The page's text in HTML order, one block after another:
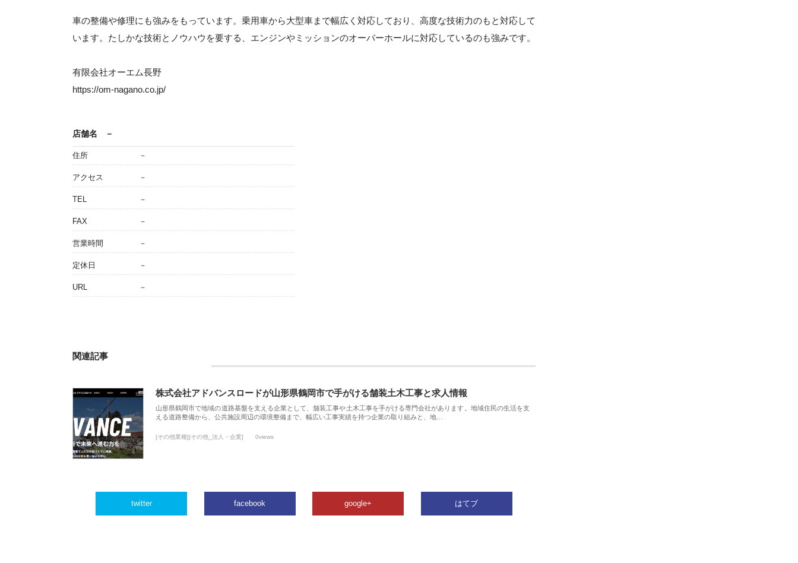
車の整備や修理にも強みをもっています。乗用車から大型車まで幅広く対応しており、高度な技術力のもと対応して
います。たしかな技術とノウハウを要する、エンジンやミッションのオーバーホールに対応しているのも強みです。
有限会社オーエム長野
https://om-nagano.co.jp/
店舗名 －
住所 －
アクセス －
TEL －
FAX －
営業時間 －
定休日 －
URL －
関連記事
株式会社アドバンスロードが山形県鶴岡市で手がける舗装土木工事と求人情報
山形県鶴岡市で地域の道路基盤を支える企業として、舗装工事や土木工事を手がける専門会社があります。地域住民の生活を支
える道路整備から、公共施設周辺の環境整備まで、幅広い工事実績を持つ企業の取り組みと、地…
[その他業種][その他_法人・企業] 0views
twitter facebook google+ はてブ